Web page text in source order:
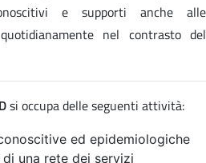
e supporti anche alle
nel contrasto del
si occupa delle seguenti attività:
ed epidemiologiche
una rete dei servizi